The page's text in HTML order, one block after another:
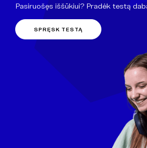
Pasiruošęs iššūkiui? Pradėk testą
SPRĘSK TESTĄ